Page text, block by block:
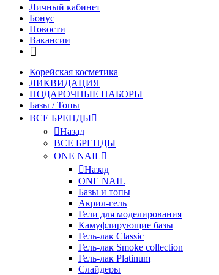
Личный кабинет
Бонус
Новости
Вакансии
Корейская косметика
ЛИКВИДАЦИЯ
ПОДАРОЧНЫЕ НАБОРЫ
Базы / Топы
ВСЕ БРЕНДЫ
Назад
ВСЕ БРЕНДЫ
ONE NAIL
Назад
ONE NAIL
Базы и топы
Акрил-гель
Гели для моделирования
Камуфлирующие базы
Гель-лак Classic
Гель-лак Smoke collection
Гель-лак Platinum
Слайдеры